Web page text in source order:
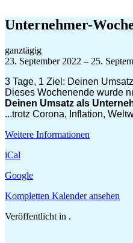
Inhalt
springen
Unternehmer-
Unternehmer-
Wochenende
ganztägig
23. September 2022 – 25.
3 Tage, 1 Ziel: Deinen
Dieses Wochenende wurde
Deinen Umsatz als
...trotz Corona, Inflation,
Weitere Informationen
iCal
Google
Kompletten Kalender ansehen
Veröffentlicht in .